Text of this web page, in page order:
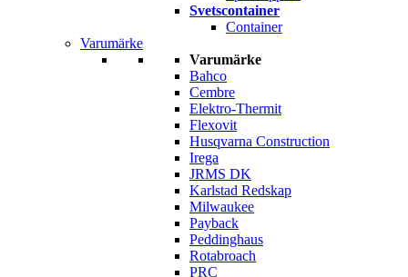
Svetscontainer
Container
Varumärke
Varumärke
Bahco
Cembre
Elektro-Thermit
Flexovit
Husqvarna Construction
Irega
JRMS DK
Karlstad Redskap
Milwaukee
Payback
Peddinghaus
Rotabroach
PRC